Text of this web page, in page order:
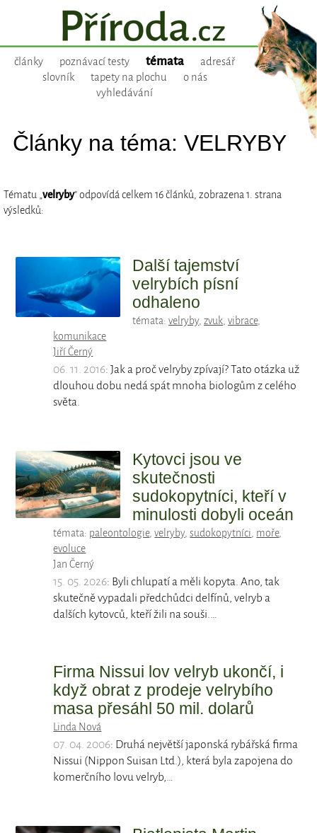
články poznávací testy témata
adresář
slovník
tapety na plochu
o nás
vyhledávání
Články na téma: VELRYBY
Tématu „velryby“ odpovídá celkem 16 článků, zobrazena 1. strana
výsledků:
Další tajemství
velrybích písní
odhaleno
témata: velryby, zvuk, vibrace,
komunikace
Jiří Černý
06. 11. 2016: Jak a proč velryby zpívají? Tato otázka už
dlouhou dobu nedá spát mnoha biologům z celého
světa.
Kytovci jsou ve
skutečnosti
sudokopytníci, kteří v
minulosti dobyli oceán
témata: paleontologie,velryby,sudokopytníci, moře,
evoluce
Jan Černý
15. 05. 2026: Byli chlupatí a měli kopyta. Ano, tak
skutečně vypadali předchůdci delfínů, velryb a
dalších kytovců, kteří žili na souši.…
Firma Nissui lov velryb ukončí, i
když obrat z prodeje velrybího
masa přesáhl 50 mil. dolarů
Linda Nová
07. 04. 2006: Druhá největší japonská rybářská firma
Nissui (Nippon Suisan Ltd.), která byla zapojena do
komerčního lovu velryb,…